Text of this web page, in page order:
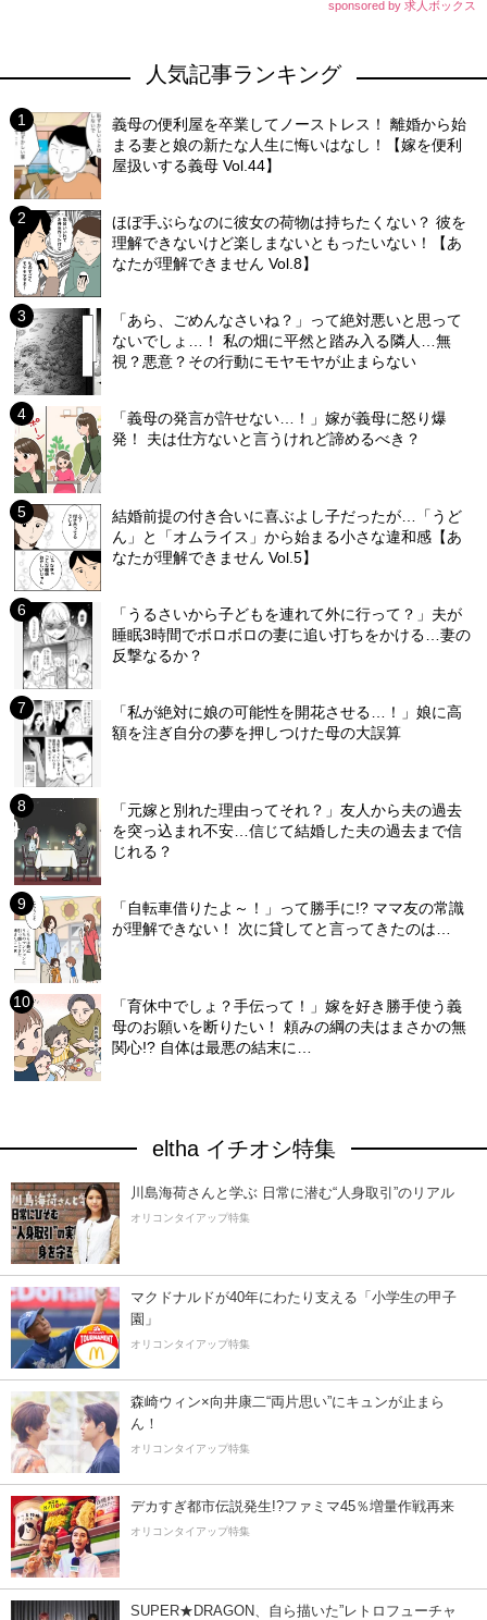
sponsored by 求人ボックス
人気記事ランキング
義母の便利屋を卒業してノーストレス！ 離婚から始
まる妻と娘の新たな人生に悔いはなし！【嫁を便利
屋扱いする義母 Vol.44】
ほぼ手ぶらなのに彼女の荷物は持ちたくない？ 彼を
理解できないけど楽しまないともったいない！【あ
なたが理解できません Vol.8】
「あら、ごめんなさいね？」って絶対悪いと思って
ないでしょ…！ 私の畑に平然と踏み入る隣人…無
視？悪意？その行動にモヤモヤが止まらない
「義母の発言が許せない…！」嫁が義母に怒り爆
発！ 夫は仕方ないと言うけれど諦めるべき？
結婚前提の付き合いに喜ぶよし子だったが…「うど
ん」と「オムライス」から始まる小さな違和感【あ
なたが理解できません Vol.5】
「うるさいから子どもを連れて外に行って？」夫が
睡眠3時間でボロボロの妻に追い打ちをかける…妻の
反撃なるか？
「私が絶対に娘の可能性を開花させる…！」娘に高
額を注ぎ自分の夢を押しつけた母の大誤算
「元嫁と別れた理由ってそれ？」友人から夫の過去
を突っ込まれ不安…信じて結婚した夫の過去まで信
じれる？
「自転車借りたよ～！」って勝手に!? ママ友の常識
が理解できない！ 次に貸してと言ってきたのは…
「育休中でしょ？手伝って！」嫁を好き勝手使う義
母のお願いを断りたい！ 頼みの綱の夫はまさかの無
関心!? 自体は最悪の結末に…
eltha イチオシ特集
川島海荷さんと学ぶ 日常に潜む“人身取引”のリアル
オリコンタイアップ特集
マクドナルドが40年にわたり支える「小学生の甲子
園」
オリコンタイアップ特集
森崎ウィン×向井康二“両片思い”にキュンが止まら
ん！
オリコンタイアップ特集
デカすぎ都市伝説発生!?ファミマ45％増量作戦再来
オリコンタイアップ特集
SUPER★DRAGON、自ら描いた”レトロフューチャ